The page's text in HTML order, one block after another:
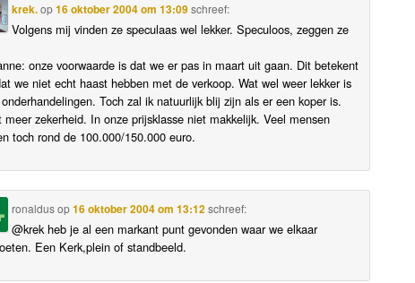
krek.op16 oktober 2004 om 13:09schreef:
Volgens mij vinden ze speculaas wel lekker. Speculoos, zeggen ze
onze voorwaarde is dat we er pas in maart uit gaan. Dit betekent
we niet echt haast hebben met de verkoop. Wat wel weer lekker is
Toch zal ik natuurlijk blij zijn als er een koper is.
meer zekerheid. In onze prijsklasse niet makkelijk. Veel mensen
toch rond de 100.000/150.000 euro.
ronaldusop16 oktober 2004 om 13:12schreef:
@krek heb je al een markant punt gevonden waar we elkaar
Een Kerk,plein of standbeeld.